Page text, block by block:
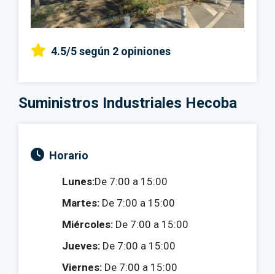
4.5/5según 2 opiniones
Suministros Industriales Hecoba
Horario
Lunes:De 7:00 a 15:00
Martes: De 7:00 a 15:00
Miércoles: De 7:00 a 15:00
Jueves: De 7:00 a 15:00
Viernes: De 7:00 a 15:00